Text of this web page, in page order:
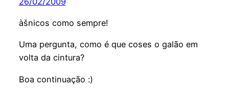
àšnicos como sempre!
Uma pergunta, como é que coses o galão em
volta da cintura?
Boa continuação :)